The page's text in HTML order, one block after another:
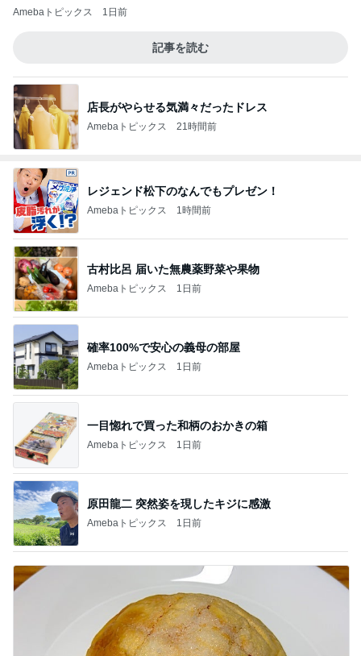
Amebaトピックス 1日前
記事を読む
店長がやらせる気満々だったドレス
Amebaトピックス 21時間前
レジェンド松下のなんでもプレゼン！
Amebaトピックス 1時間前
古村比呂 届いた無農薬野菜や果物
Amebaトピックス 1日前
確率100%で安心の義母の部屋
Amebaトピックス 1日前
一目惚れで買った和柄のおかきの箱
Amebaトピックス 1日前
原田龍二 突然姿を現したキジに感激
Amebaトピックス 1日前